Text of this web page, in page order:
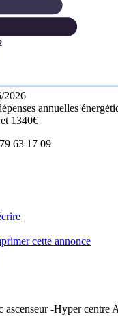
2026
annuelles
1340€
63 17 09
cette annonce
ascenseur -Hyper centre